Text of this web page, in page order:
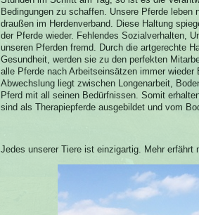
Bedingungen zu schaffen. Unsere Pferde leben
draußen im Herdenverband. Diese Haltung
der Pferde wieder. Fehlendes Sozialverhalten,
unseren Pferden fremd. Durch die artgerechte
Gesundheit, werden sie zu den perfekten
alle Pferde nach Arbeitseinsätzen immer
Abwechslung liegt zwischen Longenarbeit,
Pferd mit all seinen Bedürfnissen. Somit
sind als Therapiepferde ausgebildet und vom
Jedes unserer Tiere ist einzigartig. Mehr erfährt